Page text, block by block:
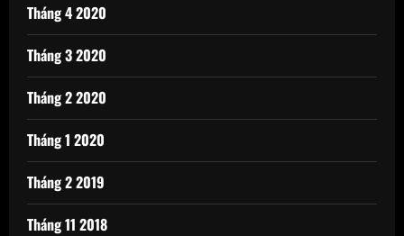
Tháng 4 2020
Tháng 3 2020
Tháng 2 2020
Tháng 1 2020
Tháng 2 2019
Tháng 11 2018